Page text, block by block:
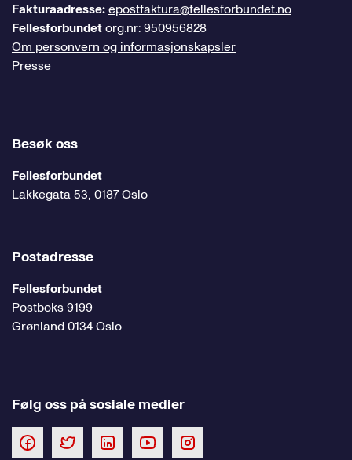
Fakturaadresse:epostfaktura@fellesforbundet.no
Fellesforbundetorg.nr: 950956828
Om personvern og informasjonskapsler
Presse
Besøk oss
Fellesforbundet
Lakkegata 53, 0187 Oslo
Postadresse
Fellesforbundet
Postboks 9199
Grønland 0134 Oslo
Følg oss på sosiale medier